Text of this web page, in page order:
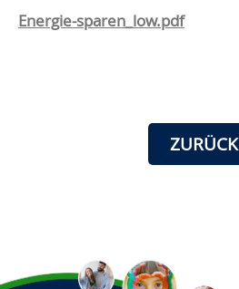
Energie-sparen_low.pdf
ZURÜCK